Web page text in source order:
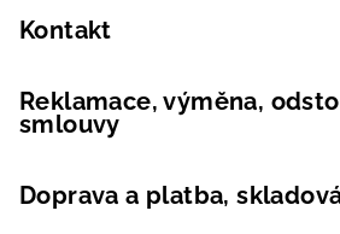
Kontakt
Reklamace, výměna,
smlouvy
Doprava a platba,